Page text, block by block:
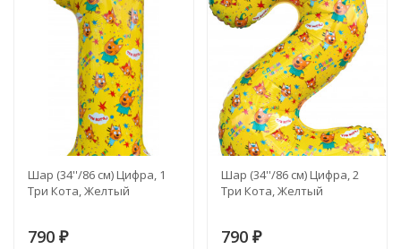
Шар (34''/86 см) Цифра, 1
Три Кота, Желтый
790 ₽
Шар (34''/86 см) Цифра, 2
Три Кота, Желтый
790 ₽